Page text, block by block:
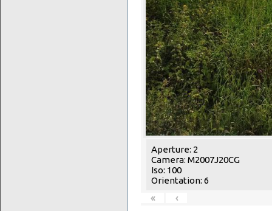
Aperture: 2
Camera: M2007J20CG
Iso: 100
Orientation: 6
«
‹